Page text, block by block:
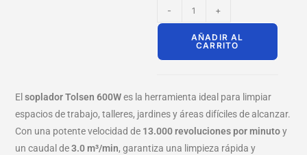
- +
AÑADIR AL
CARRITO
Elsoplador Tolsen 600Wes la herramienta ideal para limpiar
espacios de trabajo, talleres, jardines y áreas difíciles de alcanzar.
Con una potente velocidad de 13.000 revoluciones por minutoy
un caudal de3.0 m³/min, garantiza una limpieza rápida y